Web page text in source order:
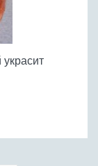
украсит